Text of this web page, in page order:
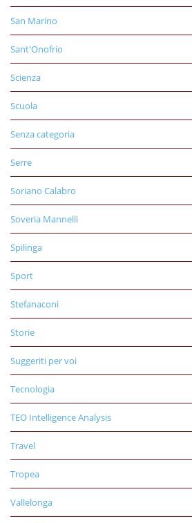
San Marino
Sant'Onofrio
Scienza
Scuola
Senza categoria
Serre
Soriano Calabro
Soveria Mannelli
Spilinga
Sport
Stefanaconi
Storie
Suggeriti per voi
Tecnologia
TEO Intelligence Analysis
Travel
Tropea
Vallelonga